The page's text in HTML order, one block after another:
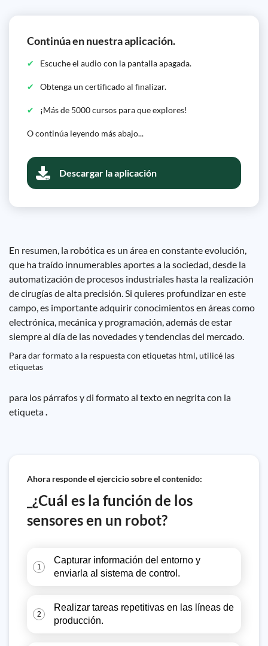
Continúa en nuestra aplicación.
Escuche el audio con la pantalla apagada.
Obtenga un certificado al finalizar.
¡Más de 5000 cursos para que explores!
O continúa leyendo más abajo...
Descargar la aplicación
En resumen, la robótica es un área en constante evolución,
que ha traído innumerables aportes a la sociedad, desde la
automatización de procesos industriales hasta la realización
de cirugías de alta precisión. Si quieres profundizar en este
campo, es importante adquirir conocimientos en áreas como
electrónica, mecánica y programación, además de estar
siempre al día de las novedades y tendencias del mercado.
Para dar formato a la respuesta con etiquetas html, utilicé las
etiquetas
para los párrafos y di formato al texto en negrita con la
etiqueta.
Ahora responde el ejercicio sobre el contenido:
_¿Cuál es la función de los
sensores en un robot?
1
Capturar información del entorno y
enviarla al sistema de control.
2
Realizar tareas repetitivas en las líneas de
producción.